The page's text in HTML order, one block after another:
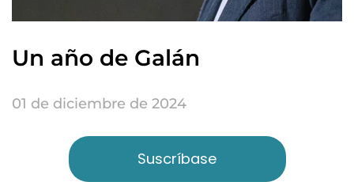
Un año de Galán
01 de diciembre de 2024
Suscríbase